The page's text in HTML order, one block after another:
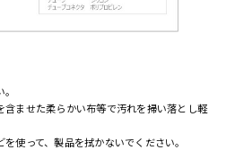
ませた柔らかい布等で汚れを掃い落とし軽
使って、製品を拭かないでください。